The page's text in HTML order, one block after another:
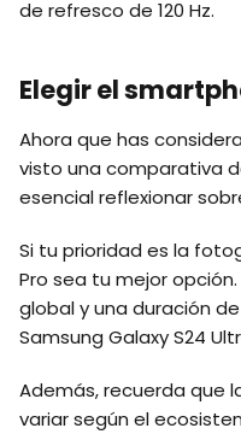
de refresco de 120 Hz.
Elegir el
Ahora que has
visto una comparativa
esencial reflexionar
Si tu prioridad es la
Pro sea tu mejor
global y una duración
Samsung Galaxy S24
Además, recuerda que
variar según el